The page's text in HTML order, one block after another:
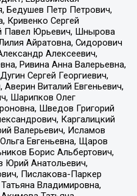
Бедушев Петр Петрович,
Кривенко Сергей
Павел Юрьевич, Шнырова
Айратовна, Сидорович
Алексеевич,
Ривина Анна Валерьевна,
Сергей Георгиевич,
Виталий Евгеньевич,
Шарипков Олег
Шведов Григорий
Каргалицкий
Валерьевич, Исламов
Евгеньевна, Щаров
Борис Альбертович,
Юрий Анатольевич,
Пислакова-Паркер
Владимировна,